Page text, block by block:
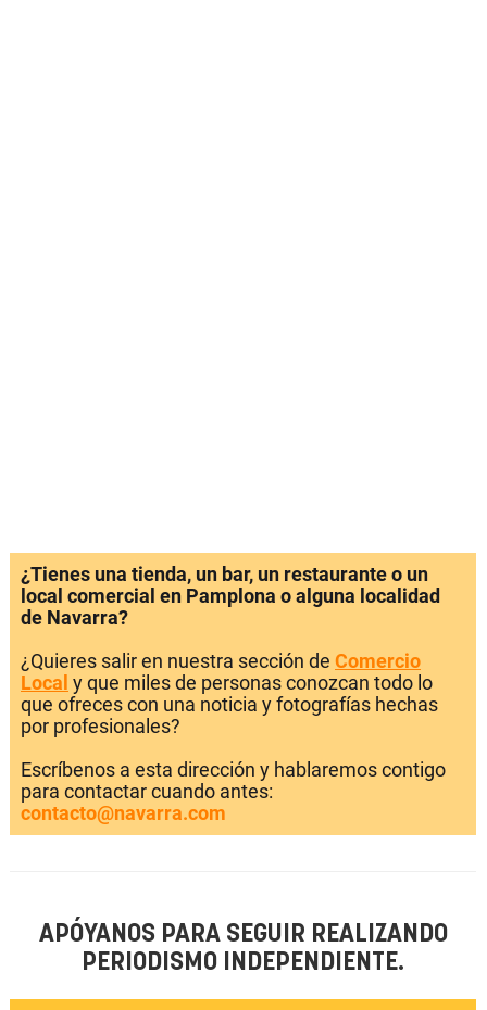
¿Tienes una tienda, un bar, un restaurante o un
local comercial en Pamplona o alguna localidad
de Navarra?
¿Quieres salir en nuestra sección de Comercio
Local y que miles de personas conozcan todo lo
que ofreces con una noticia y fotografías hechas
por profesionales?
Escríbenos a esta dirección y hablaremos contigo
para contactar cuando antes:
contacto@navarra.com
APÓYANOS PARA SEGUIR REALIZANDO
PERIODISMO INDEPENDIENTE.